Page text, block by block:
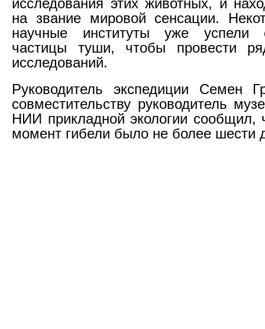
исследования этих животных, и
на звание мировой сенсации.
научные институты уже
частицы туши, чтобы провести
исследований.
Руководитель экспедиции Семен
совместительству руководитель
НИИ прикладной экологии сообщил,
момент гибели было не более шести